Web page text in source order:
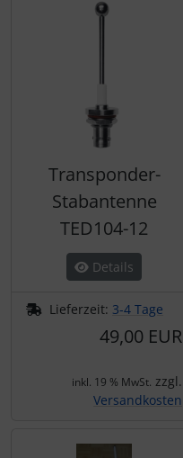
Transponder-
Stabantenne
TED104-12
Details
Lieferzeit: 3-4 Tage
49,00 EUR
inkl. 19 % MwSt. zzgl.
Versandkosten